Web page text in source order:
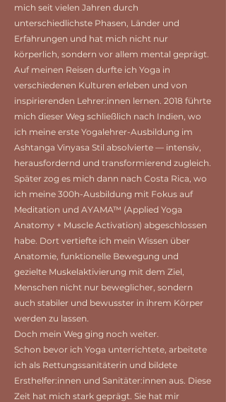
mich seit vielen Jahren durch
unterschiedlichste Phasen, Länder und
Erfahrungen und hat mich nicht nur
körperlich, sondern vor allem mental geprägt.
Auf meinen Reisen durfte ich Yoga in
verschiedenen Kulturen erleben und von
inspirierenden Lehrer:innen lernen. 2018 führte
mich dieser Weg schließlich nach Indien, wo
ich meine erste Yogalehrer-Ausbildung im
Ashtanga Vinyasa Stil absolvierte — intensiv,
herausfordernd und transformierend zugleich.
Später zog es mich dann nach Costa Rica, wo
ich meine 300h-Ausbildung mit Fokus auf
Meditation und AYAMA™ (Applied Yoga
Anatomy + Muscle Activation) abgeschlossen
habe. Dort vertiefte ich mein Wissen über
Anatomie, funktionelle Bewegung und
gezielte Muskelaktivierung mit dem Ziel,
Menschen nicht nur beweglicher, sondern
auch stabiler und bewusster in ihrem Körper
werden zu lassen.
Doch mein Weg ging noch weiter.
Schon bevor ich Yoga unterrichtete, arbeitete
ich als Rettungssanitäterin und bildete
Ersthelfer:innen und Sanitäter:innen aus. Diese
Zeit hat mich stark geprägt. Sie hat mir